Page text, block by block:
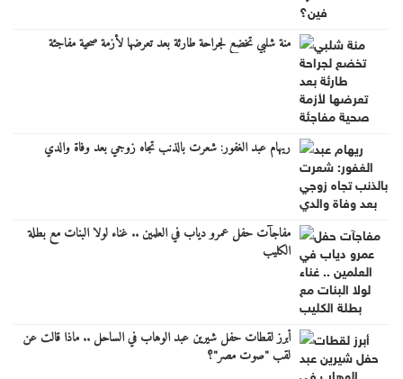
منة شلبي تخضع لجراحة طارئة بعد تعرضها لأزمة صحية مفاجئة
ريهام عبد الغفور: شعرت بالذنب تجاه زوجي بعد وفاة والدي
مفاجآت حفل عمرو دياب في العلمين .. غناء لولا البنات مع بطلة
الكليب
أبرز لقطات حفل شيرين عبد الوهاب في الساحل .. ماذا قالت عن
لقب "صوت مصر"؟